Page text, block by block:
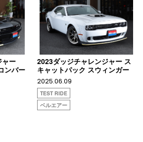
ャー
ンバー
2023ダッジチャレンジャー ス
キャットパック スウィンガー
2025.06.09
TEST RIDE
ベルエアー